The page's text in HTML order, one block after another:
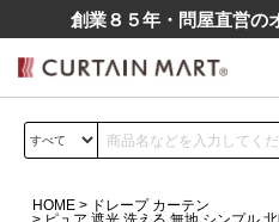
創業８５年・問屋直営の
HOME
ドレープ カーテン